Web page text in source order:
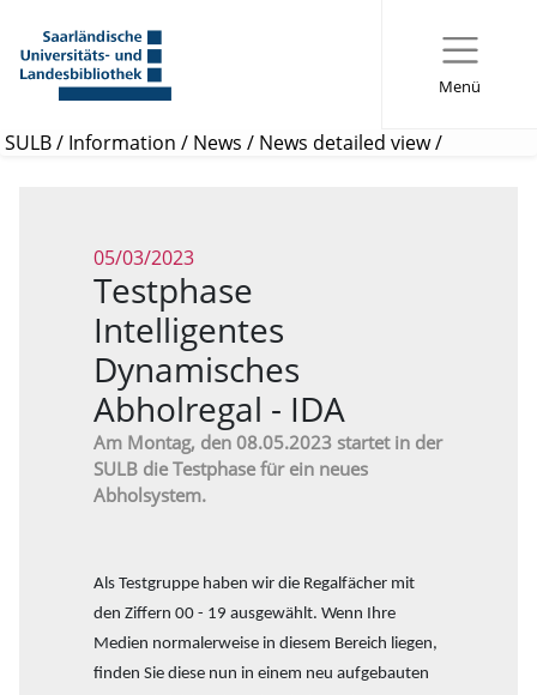
Menü
SULB/ Information / News / News detailed view/
05/03/2023
Testphase
Intelligentes
Dynamisches
Abholregal - IDA
Am Montag, den 08.05.2023 startet in der
SULB die Testphase für ein neues
Abholsystem.
Als Testgruppe haben wir die Regalfächer mit
den Ziffern 00 - 19 ausgewählt. Wenn Ihre
Medien normalerweise in diesem Bereich liegen,
finden Sie diese nun in einem neu aufgebauten